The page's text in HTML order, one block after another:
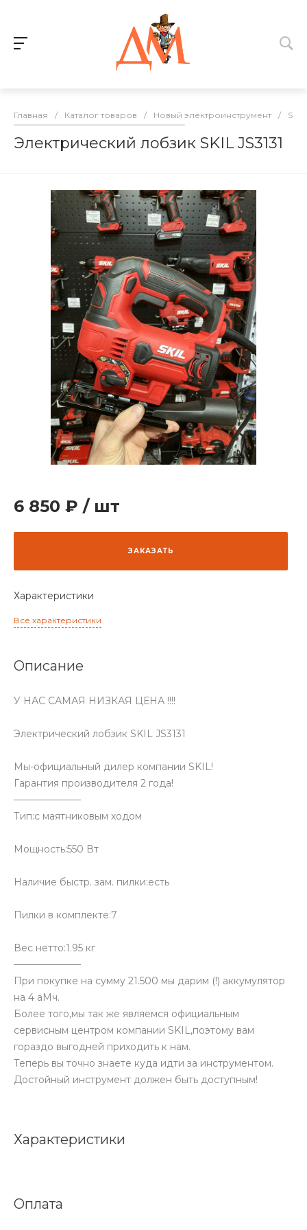
Главная / Каталог товаров / Новый электроинструмент / SKIL
Электрический лобзик SKIL JS3131
6 850 ₽ / шт
ЗАКАЗАТЬ
Характеристики
Все характеристики
Описание
У НАС САМАЯ НИЗКАЯ ЦЕНА !!!!
Электрический лобзик SKIL JS3131
Мы-официальный дилер компании SKIL!
Гарантия производителя 2 года!
———————
Тип:с маятниковым ходом
Мощность:550 Вт
Наличие быстр. зам. пилки:есть
Пилки в комплекте:7
Вес нетто:1.95 кг
———————
При покупке на сумму 21.500 мы дарим (!) аккумулятор
на 4 аМч.
Более того,мы так же являемся официальным
сервисным центром компании SKIL,поэтому вам
гораздо выгодней приходить к нам.
Теперь вы точно знаете куда идти за инструментом.
Достойный инструмент должен быть доступным!
Характеристики
Оплата